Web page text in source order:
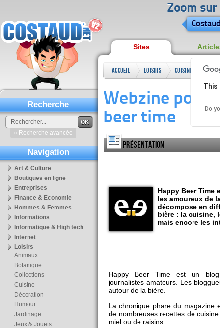
Zoom sur
Sites
Accueil Loisirs Cuisine
Webzine pour
beer time
Présentation
Happy Beer Time
les amoureux de
décompose en
bière : la cuisine,
mais encore les
Happy Beer Time est un
journalistes amateurs. Les
autour de la bière.
La chronique phare du magazine
de nombreuses recettes de
miel ou de raisins.
This
Do
Recherche
OK
» Recherche avancée
Navigation
Art & Culture
Boutiques en ligne
Entreprises
Finance & Economie
Hommes & Femmes
Informations
Informatique & High tech
Internet
Loisirs
Animaux
Botanique
Collections
Cuisine
Décoration
Humour
Jardinage
Jeux & Jouets